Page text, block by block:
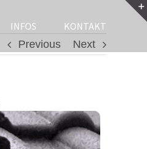
INFOS
KONTAKT
Previous
Next